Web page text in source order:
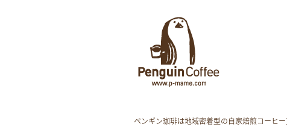
ペンギン珈琲は地域密着型の自家焙煎コーヒ